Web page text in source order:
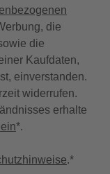
die
die
Kaufdaten,
einverstanden.
widerrufen.
erhalte
*.
.